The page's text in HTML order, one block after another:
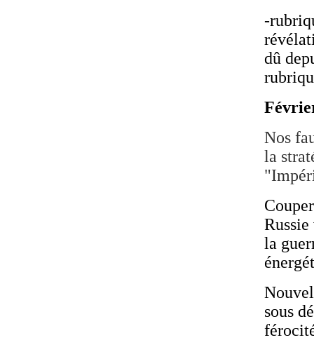
-
dû
Nos
la
la
sous